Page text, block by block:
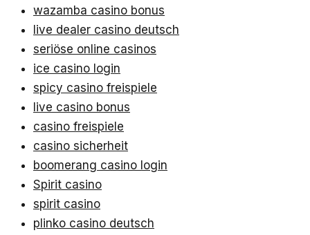
wazamba casino bonus
live dealer casino deutsch
seriöse online casinos
ice casino login
spicy casino freispiele
live casino bonus
casino freispiele
casino sicherheit
boomerang casino login
Spirit casino
spirit casino
plinko casino deutsch